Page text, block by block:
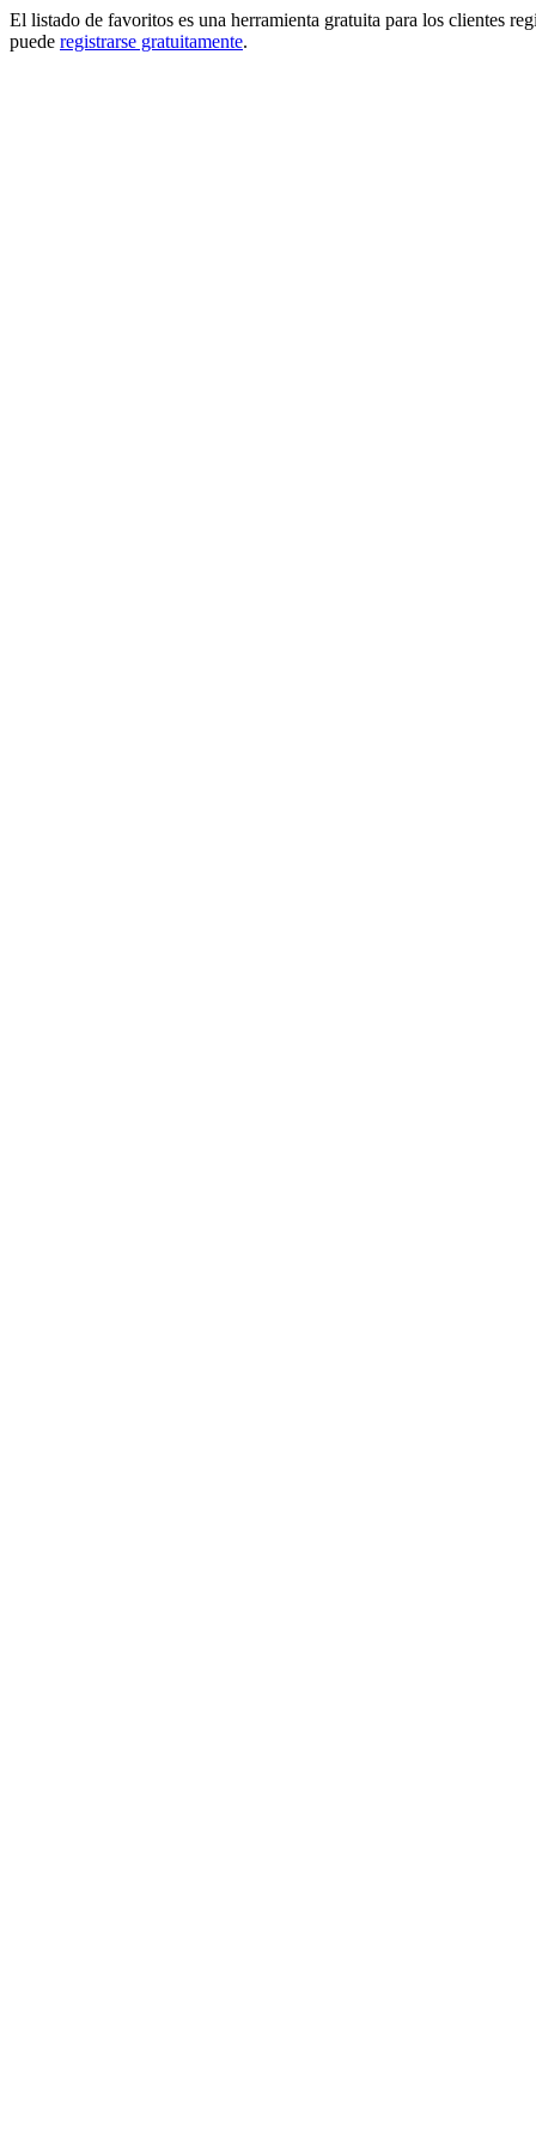
El listado de favoritos es una herramienta gratuita para los clientes
puede registrarse gratuitamente.